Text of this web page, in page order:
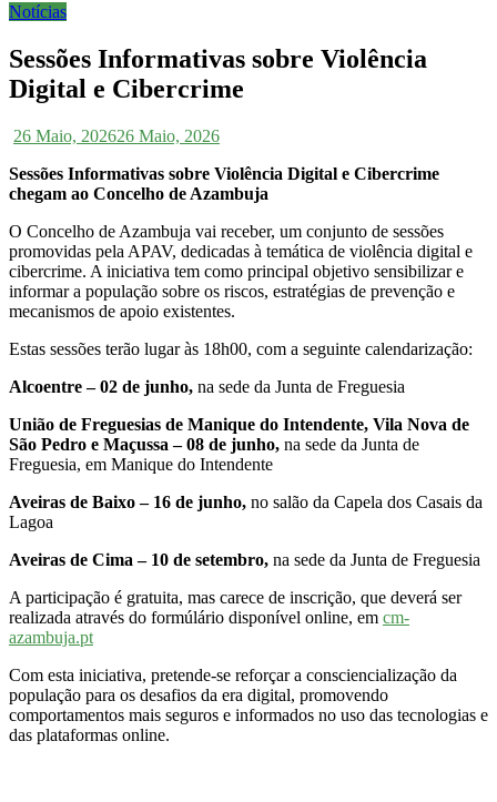
Notícias
Sessões Informativas sobre Violência
Digital e Cibercrime
26 Maio, 202626 Maio, 2026
Sessões Informativas sobre Violência Digital e Cibercrime
chegam ao Concelho de Azambuja
O Concelho de Azambuja vai receber, um conjunto de sessões
promovidas pela APAV, dedicadas à temática de violência digital e
cibercrime. A iniciativa tem como principal objetivo sensibilizar e
informar a população sobre os riscos, estratégias de prevenção e
mecanismos de apoio existentes.
Estas sessões terão lugar às 18h00, com a seguinte calendarização:
Alcoentre – 02 de junho, na sede da Junta de Freguesia
União de Freguesias de Manique do Intendente, Vila Nova de
São Pedro e Maçussa – 08 de junho, na sede da Junta de
Freguesia, em Manique do Intendente
Aveiras de Baixo – 16 de junho, no salão da Capela dos Casais da
Lagoa
Aveiras de Cima – 10 de setembro, na sede da Junta de Freguesia
A participação é gratuita, mas carece de inscrição, que deverá ser
realizada através do formúlário disponível online, em cm-
azambuja.pt
Com esta iniciativa, pretende-se reforçar a consciencialização da
população para os desafios da era digital, promovendo
comportamentos mais seguros e informados no uso das tecnologias e
das plataformas online.